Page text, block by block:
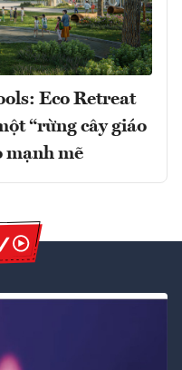
Eco Retreat
“rừng cây giáo
mạnh mẽ